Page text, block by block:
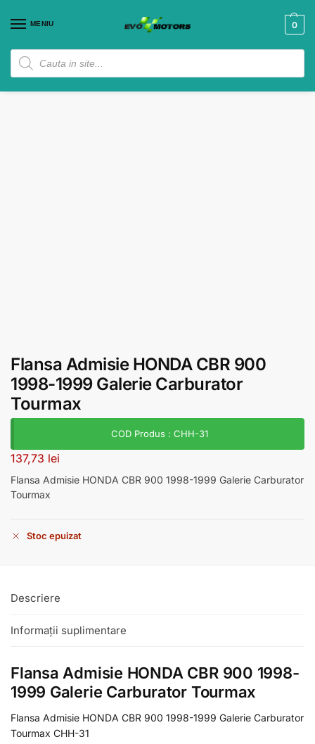
MENIU 0
Flansa Admisie HONDA CBR 900
1998-1999 Galerie Carburator
Tourmax
COD Produs : CHH-31
137,73 lei
Flansa Admisie HONDA CBR 900 1998-1999 Galerie Carburator
Tourmax
Stoc epuizat
Descriere
Informații suplimentare
Flansa Admisie HONDA CBR 900 1998-
1999 Galerie Carburator Tourmax
Flansa Admisie HONDA CBR 900 1998-1999 Galerie Carburator
Tourmax CHH-31